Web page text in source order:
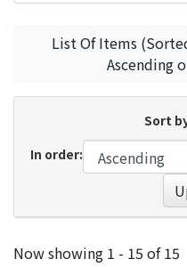
List Of Items
Ascending
Sort
In order:
Recent
Now showing 1 - 15 of 15